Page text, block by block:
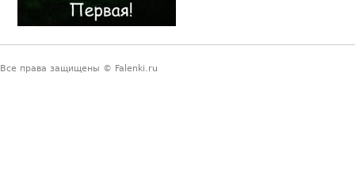
Все права защищены © Falenki.ru